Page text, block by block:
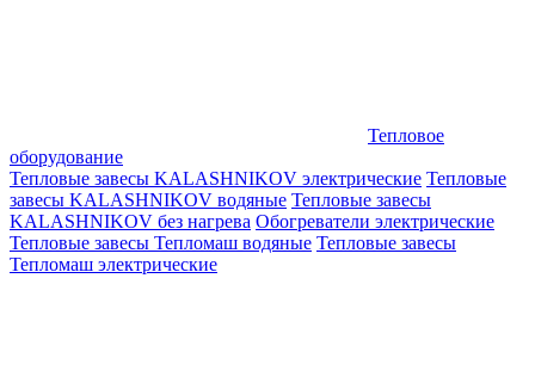
Тепловое
оборудование
Тепловые завесы KALASHNIKOV электрические Тепловые
завесы KALASHNIKOV водяные Тепловые завесы
KALASHNIKOV без нагрева Обогреватели электрические
Тепловые завесы Тепломаш водяные Тепловые завесы
Тепломаш электрические